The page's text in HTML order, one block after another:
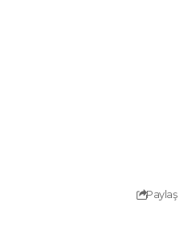
Paylaş